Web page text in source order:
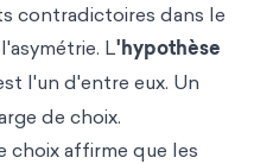
contradictoires dans le
L'hypothèse
l'un d'entre eux. Un
de choix.
choix affirme que les